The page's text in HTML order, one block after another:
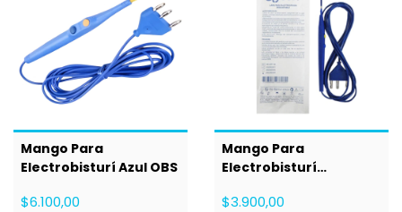
Mango Para
Electrobisturí Azul OBS
$6.100,00
Mango Para
Electrobisturí
$3.900,00